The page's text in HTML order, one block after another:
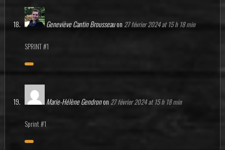
Geneviève Cantin Brousseauon 27 février 2024 at 15 h 18 min
SPRINT #1
Marie-Hélène Gendronon 27 février 2024 at 15 h 18 min
Sprint #1